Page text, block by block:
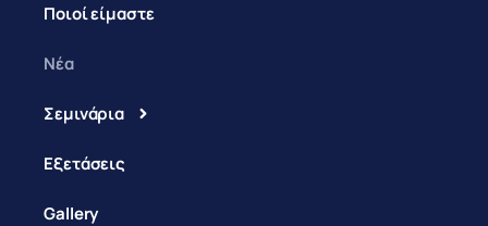
Ποιοί είμαστε
Νέα
Σεμινάρια
Εξετάσεις
Gallery